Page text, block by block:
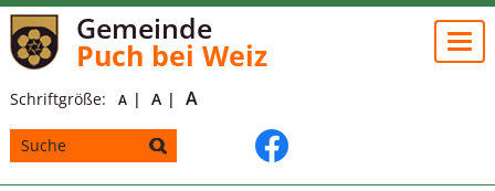
Gemeinde
Puch bei Weiz
Schriftgröße: A A A